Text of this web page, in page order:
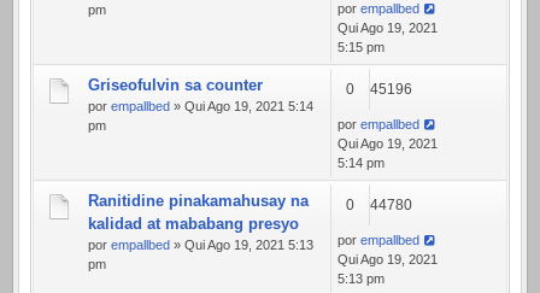
pm
por empallbed
Qui Ago 19, 2021
5:15 pm
Griseofulvin sa counter
por empallbed » Qui Ago 19, 2021 5:14
pm
0 45196
por empallbed
Qui Ago 19, 2021
5:14 pm
Ranitidine pinakamahusay na
kalidad at mababang presyo
por empallbed » Qui Ago 19, 2021 5:13
pm
0 44780
por empallbed
Qui Ago 19, 2021
5:13 pm